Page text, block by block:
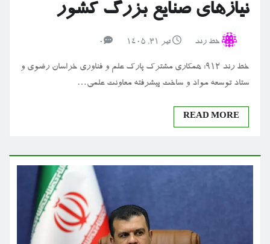
نیازهای صنایع بزرگ کشور
خط رند تیر ۳۱, ۱۴۰۵ 0
خط رند 912: همکاری مشترک پارک علم و فناوری خراسان رضوی و
ستاد توسعه مواد و ساخت پیشرفته معاونت علمی…
READ MORE